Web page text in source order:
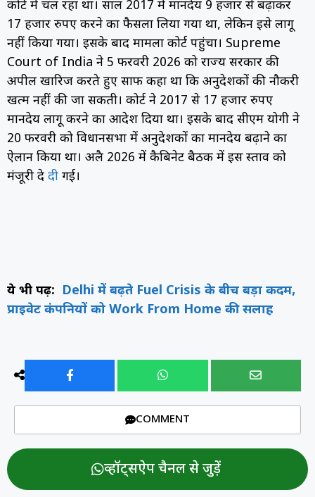
कोर्ट में चल रहा था। साल 2017 में मानदेय 9 हजार से बढ़ाकर
17 हजार रुपए करने का फैसला लिया गया था, लेकिन इसे लागू
नहीं किया गया। इसके बाद मामला कोर्ट पहुंचा। Supreme
Court of India ने 5 फरवरी 2026 को राज्य सरकार की
अपील खारिज करते हुए साफ कहा था कि अनुदेशकों की नौकरी
खत्म नहीं की जा सकती। कोर्ट ने 2017 से 17 हजार रुपए
मानदेय लागू करने का आदेश दिया था। इसके बाद सीएम योगी ने
20 फरवरी को विधानसभा में अनुदेशकों का मानदेय बढ़ाने का
ऐलान किया था। अप्रैल 2026 में कैबिनेट बैठक में इस प्रस्ताव को
मंजूरी दे दी गई।
ये भी पढ़ें: Delhi में बढ़ते Fuel Crisis के बीच बड़ा कदम,
प्राइवेट कंपनियों को Work From Home की सलाह
COMMENT
व्हॉट्सऐप चैनल से जुड़ें